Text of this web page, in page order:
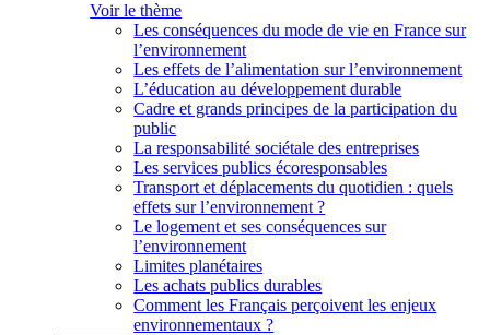
Voir le thème
Les conséquences du mode de vie en France sur
l’environnement
Les effets de l’alimentation sur l’environnement
L’éducation au développement durable
Cadre et grands principes de la participation du
public
La responsabilité sociétale des entreprises
Les services publics écoresponsables
Transport et déplacements du quotidien : quels
effets sur l’environnement ?
Le logement et ses conséquences sur
l’environnement
Limites planétaires
Les achats publics durables
Comment les Français perçoivent les enjeux
environnementaux ?